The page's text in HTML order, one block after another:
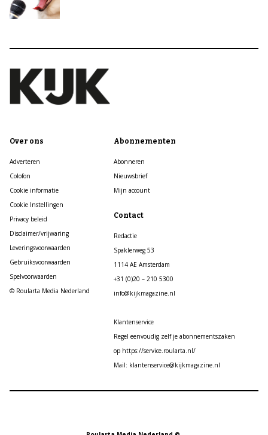
Over ons
Adverteren
Colofon
Cookie informatie
Cookie Instellingen
Privacy beleid
Disclaimer/vrijwaring
Leveringsvoorwaarden
Gebruiksvoorwaarden
Spelvoorwaarden
© Roularta Media Nederland
Abonnementen
Abonneren
Nieuwsbrief
Mijn account
Contact
Redactie
Spaklerweg 53
1114 AE Amsterdam
+31 (0)20 – 210 5300
info@kijkmagazine.nl
Klantenservice
Regel eenvoudig zelf je abonnementszaken
op https://service.roularta.nl/
Mail: klantenservice@kijkmagazine.nl